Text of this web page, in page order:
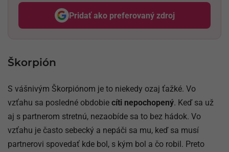
Pridať ako preferovaný zdroj
Odzadu, odkaz sa otvorí v
Škorpión
S vášnivým Škorpiónom je to niekedy ozaj ťažké. Vo
vzťahu sa posledné obdobie cíti nepochopený. Keď sa už
aj s partnerom stretnú, nezaobíde sa to bez hádok. Vo
vzťahu je často sebecký a nepáči sa mu, keď sa musí
partnerovi spovedať kde bol, s kým bol a čo robil. Preto